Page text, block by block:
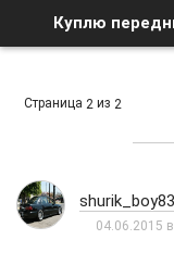
Страница 2 из 2
shurik_boy83
04.06.2015